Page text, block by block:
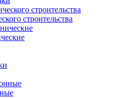
строительства